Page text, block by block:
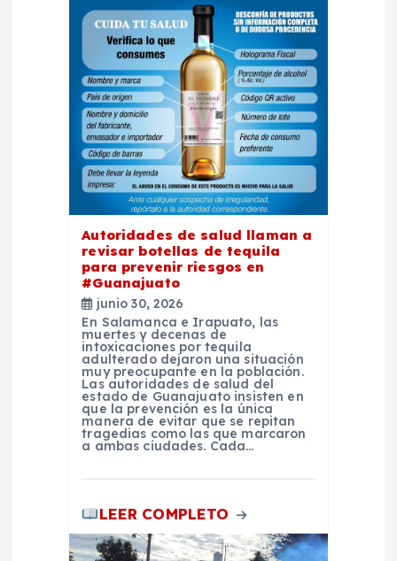
Autoridades de salud llaman a
revisar botellas de tequila
para prevenir riesgos en
#Guanajuato
junio 30, 2026
En Salamanca e Irapuato, las
muertes y decenas de
intoxicaciones por tequila
adulterado dejaron una situación
muy preocupante en la población.
Las autoridades de salud del
estado de Guanajuato insisten en
que la prevención es la única
manera de evitar que se repitan
tragedias como las que marcaron
a ambas ciudades. Cada…
LEER COMPLETO